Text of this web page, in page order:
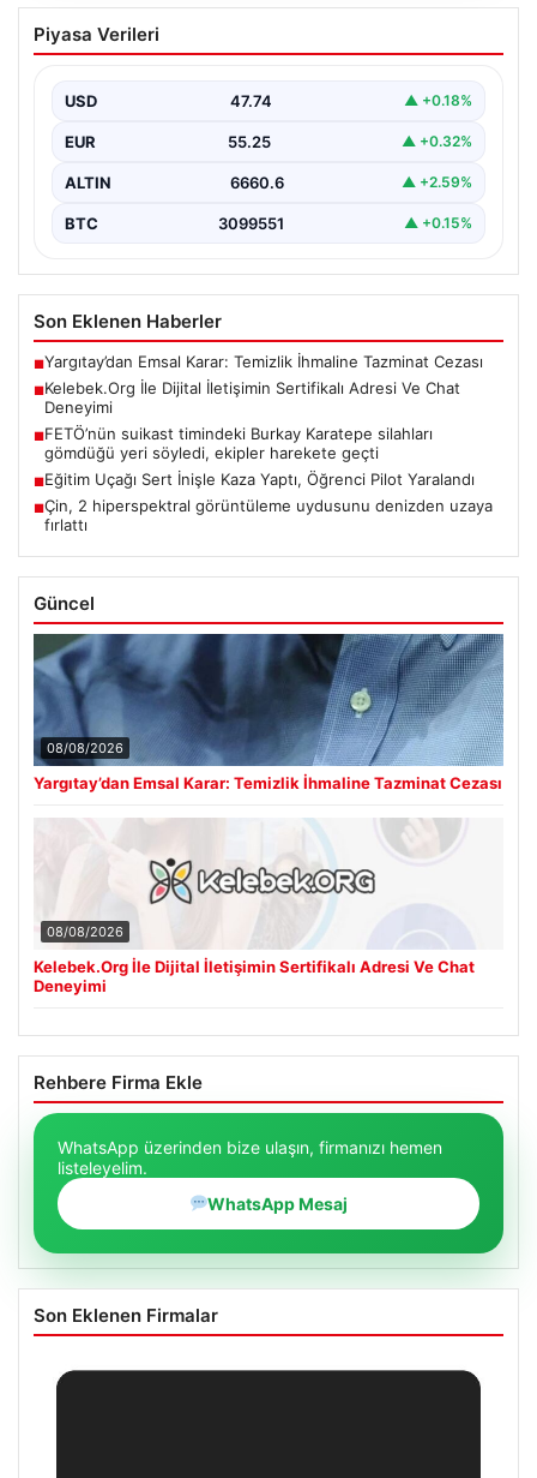
Kelebek.Org İle Dijital İletişimin
Sertifikalı Adresi Ve Chat Deneyimi
kurması kritik bir değer ifade etmektedir. Günümüzde…
Piyasa Verileri
USD 47.74 ▲ +0.18%
EUR 55.25 ▲ +0.32%
ALTIN 6660.6 ▲ +2.59%
BTC 3099551 ▲ +0.15%
Son Eklenen Haberler
■Yargıtay’dan Emsal Karar: Temizlik İhmaline Tazminat Cezası
■Kelebek.Org İle Dijital İletişimin Sertifikalı Adresi Ve Chat
Deneyimi
■FETÖ’nün suikast timindeki Burkay Karatepe silahları
gömdüğü yeri söyledi, ekipler harekete geçti
■Eğitim Uçağı Sert İnişle Kaza Yaptı, Öğrenci Pilot Yaralandı
■Çin, 2 hiperspektral görüntüleme uydusunu denizden uzaya
fırlattı
Güncel
08/08/2026
Yargıtay’dan Emsal Karar: Temizlik İhmaline Tazminat Cezası
08/08/2026
Kelebek.Org İle Dijital İletişimin Sertifikalı Adresi Ve Chat
Deneyimi
Rehbere Firma Ekle
WhatsApp üzerinden bize ulaşın, firmanızı hemen
listeleyelim.
WhatsApp Mesaj
Son Eklenen Firmalar